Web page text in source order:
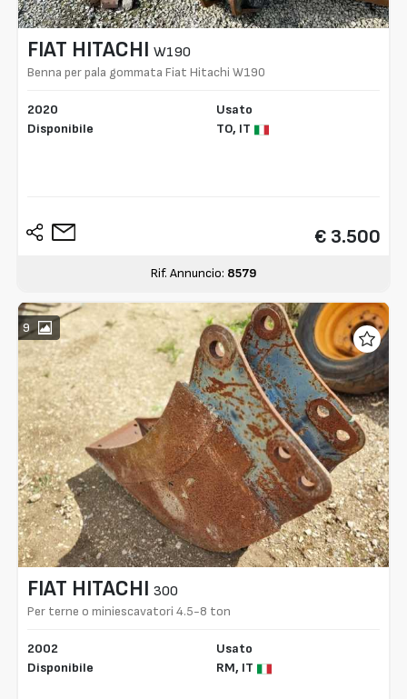
FIAT HITACHI W190
Benna per pala gommata Fiat Hitachi W190
2020
Disponibile
Usato
TO, IT
€ 3.500
Rif. Annuncio: 8579
9
FIAT HITACHI 300
Per terne o miniescavatori 4.5-8 ton
2002
Disponibile
Usato
RM, IT